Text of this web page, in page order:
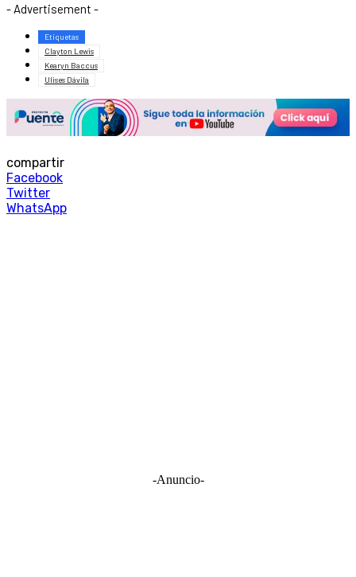
- Advertisement -
Etiquetas
Clayton Lewis
Kearyn Baccus
Ulises Dávila
compartir
Facebook
Twitter
WhatsApp
-Anuncio-